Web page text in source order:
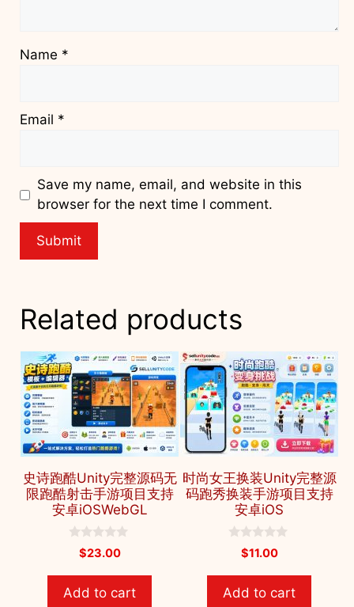
Name *
Email *
Save my name, email, and website in this
browser for the next time I comment.
Related products
史诗跑酷Unity完整源码无
限跑酷射击手游项目支持
安卓iOSWebGL
o
$23.00
Add to cart
时尚女王换装Unity完整源
码跑秀换装手游项目支持
安卓iOS
o
$11.00
Add to cart